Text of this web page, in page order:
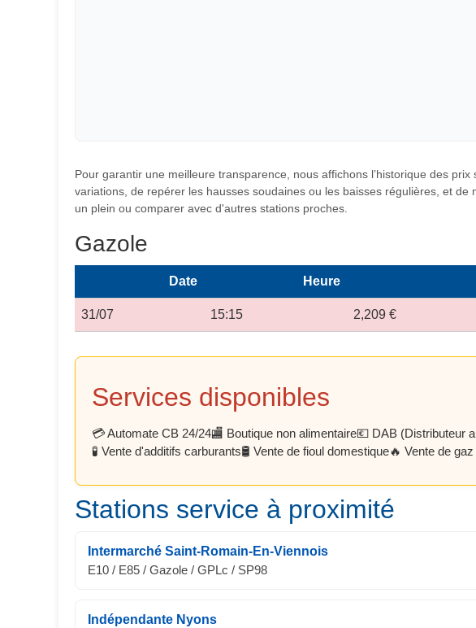
Pour garantir une meilleure transparence, nous affichons l’historique des
variations, de repérer les hausses soudaines ou les baisses régulières, et
un plein ou comparer avec d'autres stations proches.
Gazole
Date Heure
31/07 15:15 2,209 €
Services disponibles
💳 Automate CB 24/24🏬 Boutique non alimentaire💶 DAB (Distributeur
🧪 Vente d'additifs carburants🛢️ Vente de fioul domestique🔥 Vente de
Stations service à proximité
Intermarché Saint-Romain-En-Viennois
E10 / E85 / Gazole / GPLc / SP98
Indépendante Nyons